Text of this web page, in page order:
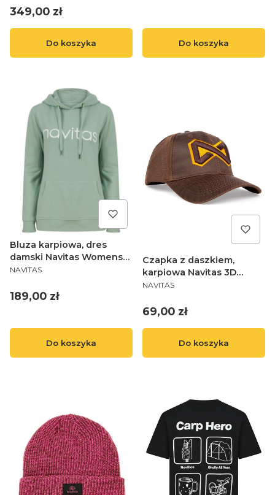
Cena
349,00 zł
Do koszyka Do koszyka
Bluza karpiowa, dres
damski Navitas Womens
Hoody - Light Green L (12)
PRODUCENT
NAVITAS
Cena
189,00 zł
Do koszyka
Czapka z daszkiem,
karpiowa Navitas 3D
Nfinity Cap Green
PRODUCENT
NAVITAS
Cena
69,00 zł
Do koszyka